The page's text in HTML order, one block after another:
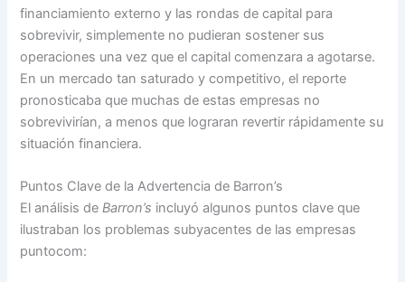
financiamiento externo y las rondas de capital para
sobrevivir, simplemente no pudieran sostener sus
operaciones una vez que el capital comenzara a agotarse.
En un mercado tan saturado y competitivo, el reporte
pronosticaba que muchas de estas empresas no
sobrevivirían, a menos que lograran revertir rápidamente su
situación financiera.
Puntos Clave de la Advertencia de Barron’s
El análisis deBarron’s incluyó algunos puntos clave que
ilustraban los problemas subyacentes de las empresas
puntocom: